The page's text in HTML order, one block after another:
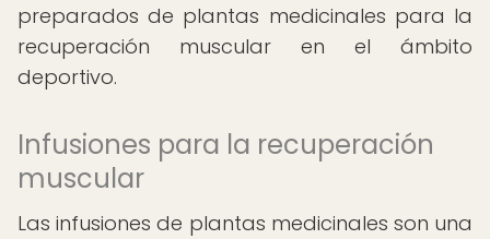
preparados de plantas medicinales para la
recuperación muscular en el ámbito
deportivo.
Infusiones para la recuperación
muscular
Las infusiones de plantas medicinales son una